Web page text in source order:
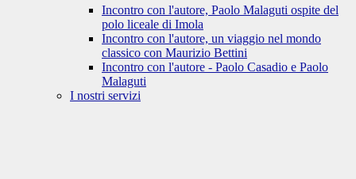
Incontro con l'autore, Paolo Malaguti ospite del
polo liceale di Imola
Incontro con l'autore, un viaggio nel mondo
classico con Maurizio Bettini
Incontro con l'autore - Paolo Casadio e Paolo
Malaguti
I nostri servizi